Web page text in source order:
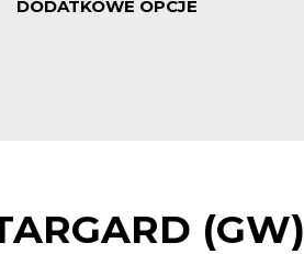
DODATKOWE OPCJE
(GW)